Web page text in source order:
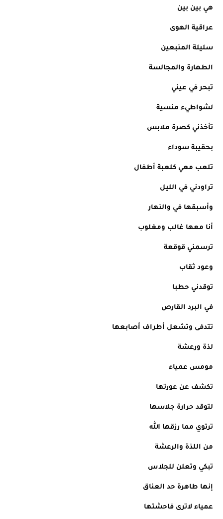
هي بين بين
عراقية الهوى
سليلة المنبعين
الطهارة والمجالسة
تبحر في عيني
لشواطيء منسية
تأخذني كصرة ملابس
بحقيبة سوداء
تلعب معي كلعبة أطفال
تراودني في الليل
وأسبقها في والنهار
أنا معها غالب ومغلوب
ترسمني قوقعة
وعود ثقاب
توقدني حطبا
في البرد القارص
تتدفى وتشعل أطراف أصابعها
لذة ورعشة
مومس عمياء
تكشف عن عورتها
لتوقد حرارة جلاسها
ترتوي مما رزقها الله
من اللذة والرعشة
تبكي وتعلن للجلاس
إنها طاهرة حد العناق
عمياء لاترى فاحشتها